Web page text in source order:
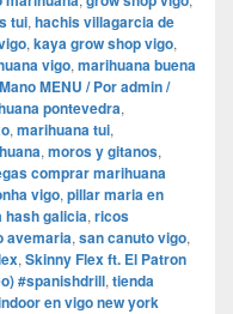
tui, hachis villagarcia de
, kaya grow shop vigo,
vigo, marihuana buena
MENU / Por admin /
pontevedra,
, marihuana tui,
, moros y gitanos,
comprar marihuana
vigo, pillar maria en
hash galicia, ricos
avemaria, san canuto vigo,
, Skinny Flex ft. El Patron
#spanishdrill, tienda
en vigo new york